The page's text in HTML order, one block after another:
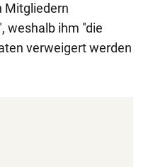
Mitgliedern
weshalb ihm "die
verweigert werden